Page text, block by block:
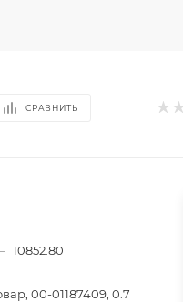
СРАВНИТЬ
10852.80
00-01187409, 0.7